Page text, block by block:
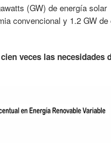
(GW) de energía solar
convencional y 1.2 GW de
veces las necesidades